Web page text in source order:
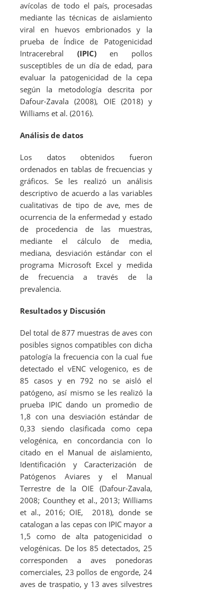
avícolas de todo el país, procesadas
mediante las técnicas de aislamiento
viral en huevos embrionados y la
prueba de Índice de Patogenicidad
Intracerebral (IPIC)en pollos
susceptibles de un día de edad, para
evaluar la patogenicidad de la cepa
según la metodología descrita por
Dafour-Zavala (2008), OIE (2018) y
Williams et al. (2016).
Análisis de datos
Los datos obtenidos fueron
ordenados en tablas de frecuencias y
gráficos. Se les realizó un análisis
descriptivo de acuerdo a las variables
cualitativas de tipo de ave, mes de
ocurrencia de la enfermedad y estado
de procedencia de las muestras,
mediante el cálculo de media,
mediana, desviación estándar con el
programa Microsoft Excel y medida
de frecuencia a través de la
prevalencia.
Resultados y Discusión
Del total de 877 muestras de aves con
posibles signos compatibles con dicha
patología la frecuencia con la cual fue
detectado el vENC velogenico, es de
85 casos y en 792 no se aisló el
patógeno, así mismo se les realizó la
prueba IPIC dando un promedio de
1,8 con una desviación estándar de
0,33 siendo clasificada como cepa
velogénica, en concordancia con lo
citado en el Manual de aislamiento,
Identificación y Caracterización de
Patógenos Aviares y el Manual
Terrestre de la OIE (Dafour-Zavala,
2008; Countheyet al., 2013; Williams
et al., 2016; OIE, 2018), donde se
catalogan a las cepas con IPIC mayor a
1,5 como de alta patogenicidad o
velogénicas. De los 85 detectados, 25
corresponden a aves ponedoras
comerciales, 23 pollos de engorde, 24
aves de traspatio, y 13 aves silvestres